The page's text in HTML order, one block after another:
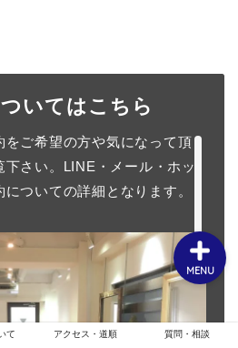
いてはこちら
をご希望の方や気になって頂
下さい。LINE・メール・ホッ
ついての詳細となります。
て アクセス・道順 質問・相談
MENU
ご予約について
メニュー・クーポン